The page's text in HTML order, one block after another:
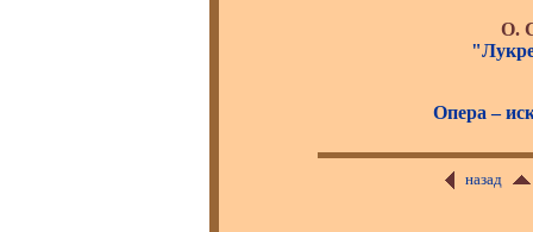
О.
Опера –
назад